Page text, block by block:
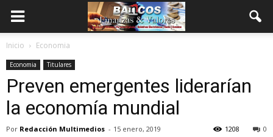
Inicio Economia
Economia Titulares
Preven emergentes liderarían
la economía mundial
Por Redacción Multimedios - 15 enero, 2019 0
1208